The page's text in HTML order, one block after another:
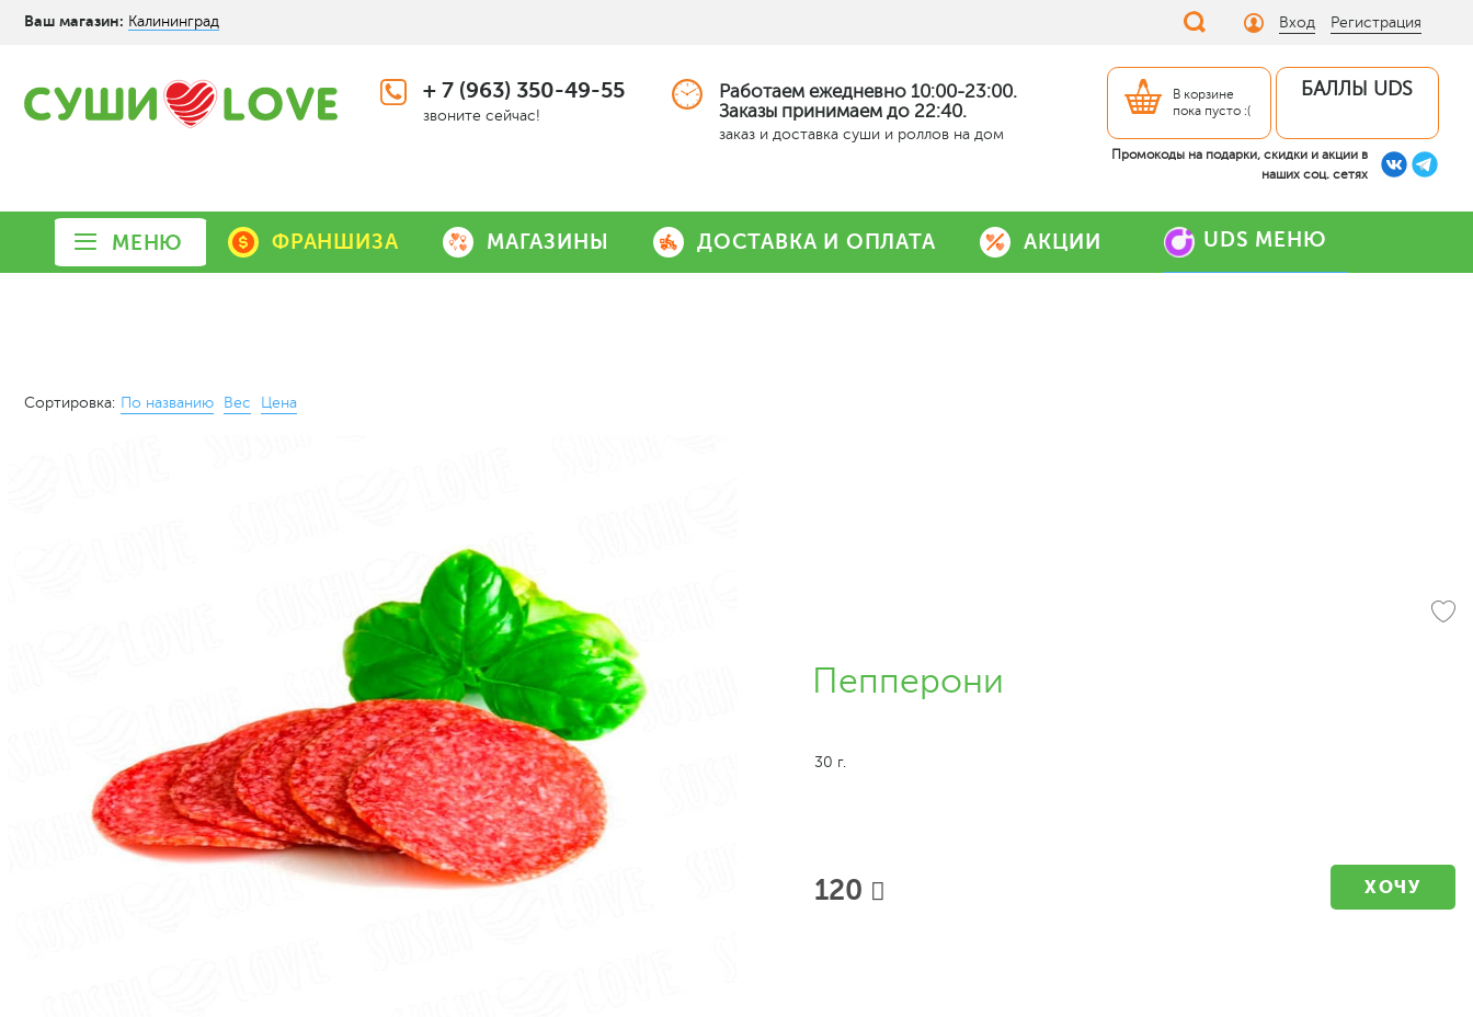
Ваш магазин: Калининград Вход Регистрация
+ 7 (963) 350-49-55
звоните сейчас!
Работаем ежедневно 10:00-23:00.
Заказы принимаем до 22:40.
заказ и доставка суши и роллов на дом
В корзине
пока пусто :(
БАЛЛЫ UDS
Промокоды на подарки, скидки и акции в
наших соц. сетях
МЕНЮ ФРАНШИЗА МАГАЗИНЫ ДОСТАВКА И ОПЛАТА АКЦИИ UDS МЕНЮ
Сортировка: По названию Вес Цена
Пепперони
30 г.
120 ХОЧУ